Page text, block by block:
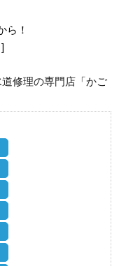
ら！
]
修理の専門店「かご